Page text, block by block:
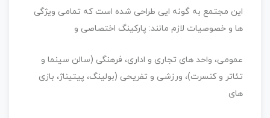
این مجتمع به گونه ایی طراحی شده است که تمامی ویژگی
ها و خصوصیات لازم مانند: پارکینگ اختصاصی و
عمومی، واحد های تجاری و اداری، فرهنگی (سالن سینما و
تئاتر و کنسرت)، ورزشی و تفریحی (بولینگ، پیتیناژ، بازی
های